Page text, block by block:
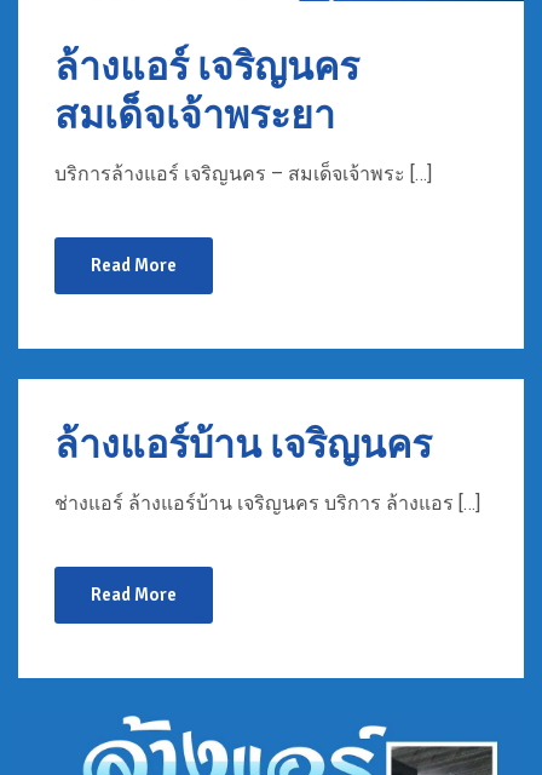
ล้างแอร์ เจริญนคร
สมเด็จเจ้าพระยา
บริการล้างแอร์ เจริญนคร – สมเด็จเจ้าพระ […]
Read More
ล้างแอร์บ้าน เจริญนคร
ช่างแอร์ ล้างแอร์บ้าน เจริญนคร บริการ ล้างแอร […]
Read More